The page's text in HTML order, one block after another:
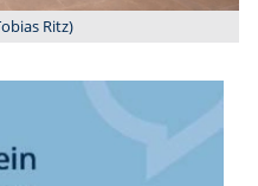
Ritz)